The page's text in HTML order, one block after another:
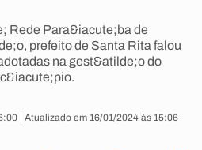
Rede Para&iacute;ba de
prefeito de Santa Rita falou
na gest&atilde;o do
| Atualizado em 16/01/2024 às 15:06